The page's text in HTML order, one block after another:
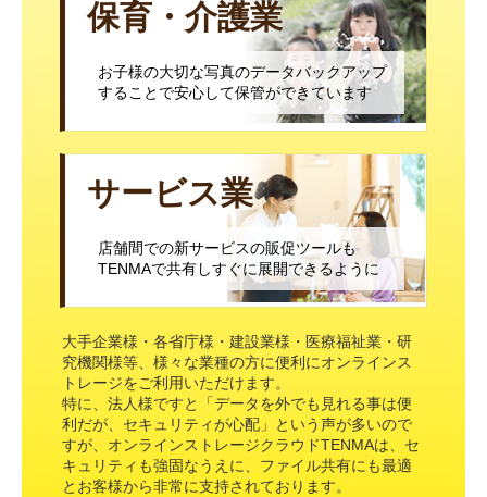
保育・介護業
お子様の大切な写真のデータバックアップ
することで安心して保管ができています
サービス業
店舗間での新サービスの販促ツールも
TENMAで共有しすぐに展開できるように
大手企業様・各省庁様・建設業様・医療福祉業・研
究機関様等、様々な業種の方に便利にオンラインス
トレージをご利用いただけます。
特に、法人様ですと「データを外でも見れる事は便
利だが、セキュリティが心配」という声が多いので
すが、オンラインストレージクラウドTENMAは、セ
キュリティも強固なうえに、ファイル共有にも最適
とお客様から非常に支持されております。